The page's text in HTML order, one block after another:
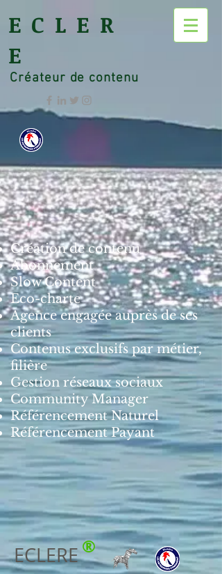
ECLER
E
Créateur de contenu
Création de contenu
Abonnement
Slow Content
Eco-charte
Agence engagée auprès de ses
clients
Contenus exclusifs par métier,
filière
Gestion réseaux sociaux
Community Manager
Référencement Naturel
Référencement Payant
ECLERE®